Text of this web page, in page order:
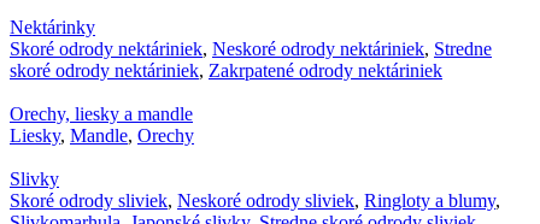
Nektárinky
Skoré odrody nektáriniek, Neskoré odrody nektáriniek, Stredne
skoré odrody nektáriniek, Zakrpatené odrody nektáriniek
Orechy, liesky a mandle
Liesky, Mandle, Orechy
Slivky
Skoré odrody sliviek, Neskoré odrody sliviek, Ringloty a blumy,